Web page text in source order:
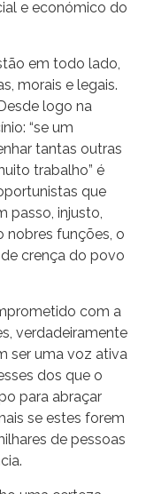
e económico do
em todo lado,
morais e legais.
logo na
“se um
tantas outras
trabalho” é
que
passo, injusto,
nobres funções, o
crença do povo
com a
verdadeiramente
ser uma voz ativa
dos que o
para abraçar
se estes forem
de pessoas